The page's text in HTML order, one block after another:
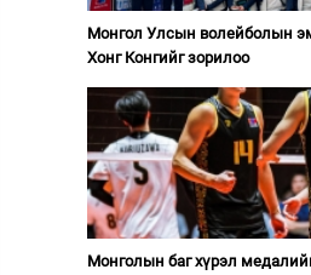
Монгол Улсын волейболын
Хонг Конгийг зорилоо
Монголын баг хүрэл